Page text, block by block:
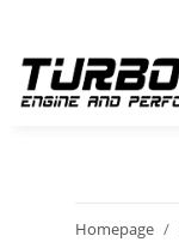
Homepage